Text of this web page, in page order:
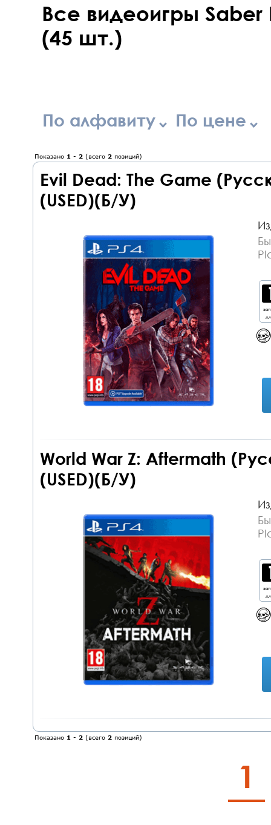
Все видеоигры
(45 шт.)
По алфавиту По цене
Показано 1 - 2 (всего 2 позиций)
Evil Dead: The Game
(USED)(Б/У)
World War Z: Aftermath
(USED)(Б/У)
Показано 1 - 2 (всего 2 позиций)
1